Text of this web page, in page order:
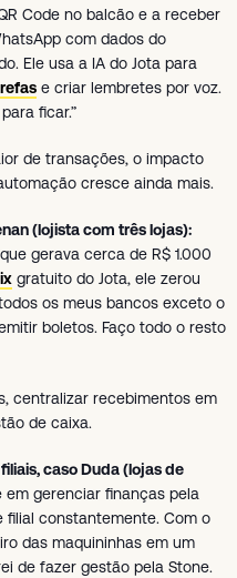
Code no balcão e a receber
com dados do
Ele usa a IA do Jota para
e criar lembretes por voz.
ficar.”
de transações, o impacto
cresce ainda mais.
(lojista com três lojas):
gerava cerca de R$ 1.000
gratuito do Jota, ele zerou
os meus bancos exceto o
boletos. Faço todo o resto
centralizar recebimentos em
de caixa.
caso Duda (lojas de
em gerenciar finanças pela
filial constantemente. Com o
das maquininhas em um
de fazer gestão pela Stone.